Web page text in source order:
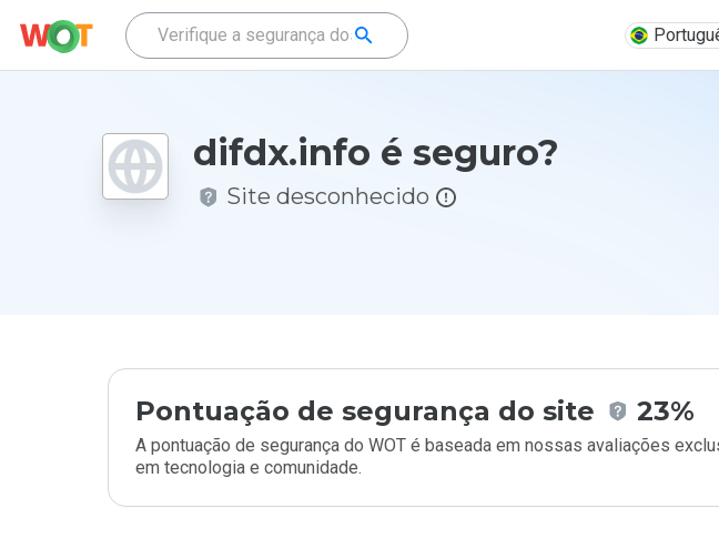
difdx.info é seguro?
Site desconhecido
Pontuação de segurança do site 23%
A pontuação de segurança do WOT é baseada em nossas avaliações
em tecnologia e comunidade.